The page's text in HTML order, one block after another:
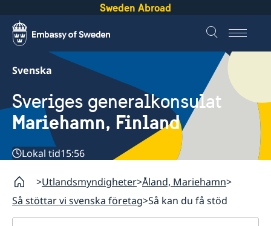
Sweden Abroad
Svenska
Sveriges generalkonsulat
Mariehamn, Finland
Lokal tid15:56
Utlandsmyndigheter Åland, Mariehamn
Så stöttar vi svenska företag Så kan du få stöd